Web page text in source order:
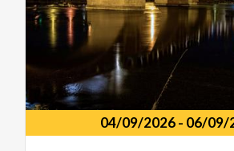
04/09/2026- 06/09/